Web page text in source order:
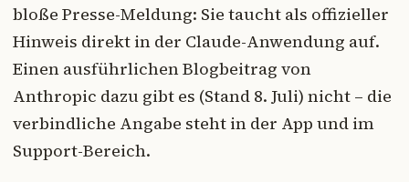
bloße Presse-Meldung: Sie taucht als offizieller
Hinweis direkt in der Claude-Anwendung auf.
Einen ausführlichen Blogbeitrag von
Anthropic dazu gibt es (Stand 8. Juli) nicht – die
verbindliche Angabe steht in der App und im
Support-Bereich.